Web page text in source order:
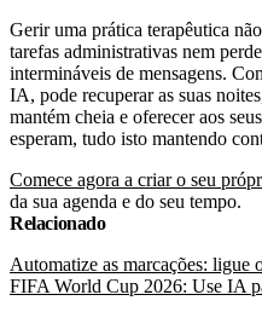
Gerir uma prática terapêutica
tarefas administrativas nem
intermináveis de mensagens.
IA, pode recuperar as suas
mantém cheia e oferecer aos
esperam, tudo isto mantendo
Comece agora a criar o seu
da sua agenda e do seu tempo.
Relacionado
Automatize as marcações: ligue
FIFA World Cup 2026: Use IA